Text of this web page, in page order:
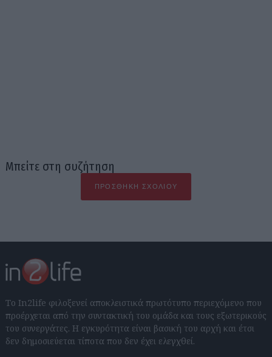
Μπείτε στη συζήτηση
ΠΡΟΣΘΉΚΗ ΣΧΟΛΊΟΥ
Το In2life φιλοξενεί αποκλειστικά πρωτότυπο περιεχόμενο που
προέρχεται από την συντακτική του ομάδα και τους εξωτερικούς
του συνεργάτες. Η εγκυρότητα είναι βασική του αρχή και έτσι
δεν δημοσιεύεται τίποτα που δεν έχει ελεγχθεί.